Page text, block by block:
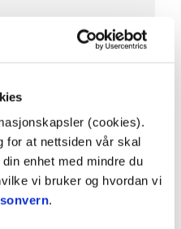
(cookies).
for at nettsiden vår skal
enhet med mindre du
vi bruker og hvordan vi
.
La oss farge Nye
draktkamp, og vi
på kamp i sin kuleste
Nye Nadderud